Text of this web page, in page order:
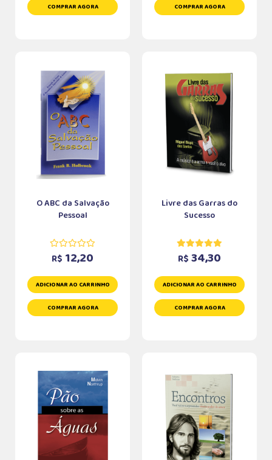
COMPRAR AGORA COMPRAR AGORA
O ABC da Salvação
Pessoal
R$ 12,20
ADICIONAR AO CARRINHO
COMPRAR AGORA
Livre das Garras do
Sucesso
R$ 34,30
ADICIONAR AO CARRINHO
COMPRAR AGORA